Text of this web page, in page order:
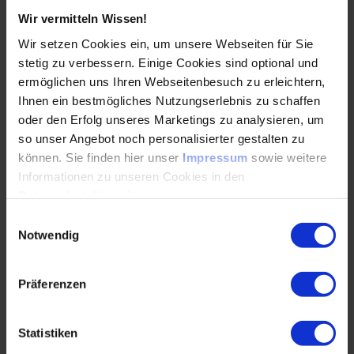
Wir vermitteln Wissen!
Wir setzen Cookies ein, um unsere Webseiten für Sie
stetig zu verbessern. Einige Cookies sind optional und
ermöglichen uns Ihren Webseitenbesuch zu erleichtern,
Ihnen ein bestmögliches Nutzungserlebnis zu schaffen
oder den Erfolg unseres Marketings zu analysieren, um
so unser Angebot noch personalisierter gestalten zu
können. Sie finden hier unser Impressum sowie weitere
Informationen zu unseren Cookies in den
Notwendig
Präferenzen
Statistiken
Sofort fallen den Beteiligten direkt Lösungsansätze ein, das
TRIZ zu verwenden. Diese Ideen sind oft größtenteils
umsetzbar. Allerdings sind diese Ansätze erfahrungsgemäß
auch sehr nah an den Bestandslösungen. Erklären lässt sich
das aus unserer Gehirnfunktion. Da das Gehirn
physiologisch gerne Energie spart, nutzt es vorrangig
Lösungen, die es schon parat hat und keine zusätzlichen
Mühen kostet.
Aber wenn der Kunde schon mit den Hufen scharrt und die
Bestandslösungen nicht die gewünschte Wirkung bringen,
Situation ist es ein großer Zeit-Vorteil, mit den
Lösungsmodellen (z.B. Innovativen Grundprinzipien) von